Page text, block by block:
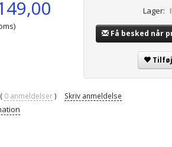
Lager:
Få besked når
0anmeldelser Skriv anmeldelse